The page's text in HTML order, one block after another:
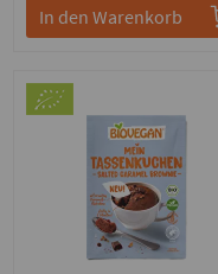
In den Warenkorb